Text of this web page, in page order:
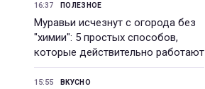
16:37 ПОЛЕЗНОЕ
Муравьи исчезнут с огорода без
"химии": 5 простых способов,
которые действительно работают
15:55 ВКУСНО